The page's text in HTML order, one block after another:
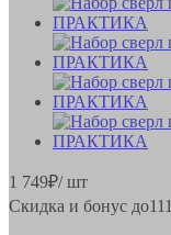
1 749₽/ шт
Скидка и бонус до